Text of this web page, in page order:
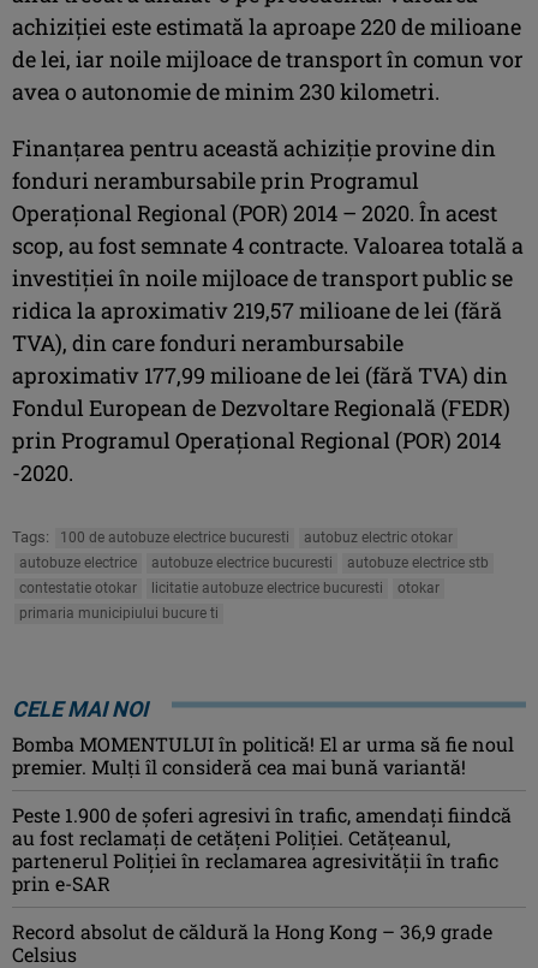
achiziţiei este estimată la aproape 220 de milioane
de lei, iar noile mijloace de transport în comun vor
avea o autonomie de minim 230 kilometri.
Finanţarea pentru această achiziţie provine din
fonduri nerambursabile prin Programul
Operaţional Regional (POR) 2014 – 2020. În acest
scop, au fost semnate 4 contracte. Valoarea totală a
investiţiei în noile mijloace de transport public se
ridica la aproximativ 219,57 milioane de lei (fără
TVA), din care fonduri nerambursabile
aproximativ 177,99 milioane de lei (fără TVA) din
Fondul European de Dezvoltare Regională (FEDR)
prin Programul Operaţional Regional (POR) 2014
-2020.
Tags: 100 de autobuze electrice bucuresti
autobuz electric otokar
autobuze electrice
autobuze electrice bucuresti
autobuze electrice stb
contestatie otokar
licitatie autobuze electrice bucuresti
otokar
primaria municipiului bucure ti
CELE MAI NOI
Bomba MOMENTULUI în politică! El ar urma să fie noul
premier. Mulți îl consideră cea mai bună variantă!
Peste 1.900 de şoferi agresivi în trafic, amendaţi fiindcă
au fost reclamaţi de cetăţeni Poliţiei. Cetăţeanul,
partenerul Poliţiei în reclamarea agresivităţii în trafic
prin e-SAR
Record absolut de căldură la Hong Kong – 36,9 grade
Celsius